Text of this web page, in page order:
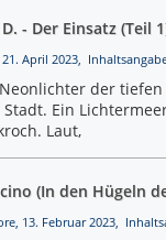
- Der Einsatz (Teil
April 2023,
der
Ein
Laut,
(In den Hügeln
13. Februar 2023,